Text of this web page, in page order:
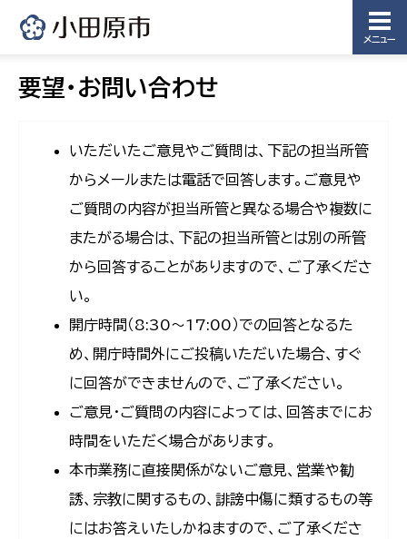
メニュー
要望・お問い合わせ
いただいたご意見やご質問は、下記の担当所管
からメールまたは電話で回答します。ご意見や
ご質問の内容が担当所管と異なる場合や複数に
またがる場合は、下記の担当所管とは別の所管
から回答することがありますので、ご了承くださ
い。
開庁時間（8:30〜17:00）での回答となるた
め、開庁時間外にご投稿いただいた場合、すぐ
に回答ができませんので、ご了承ください。
ご意見・ご質問の内容によっては、回答までにお
時間をいただく場合があります。
本市業務に直接関係がないご意見、営業や勧
誘、宗教に関するもの、誹謗中傷に類するもの等
にはお答えいたしかねますので、ご了承くださ